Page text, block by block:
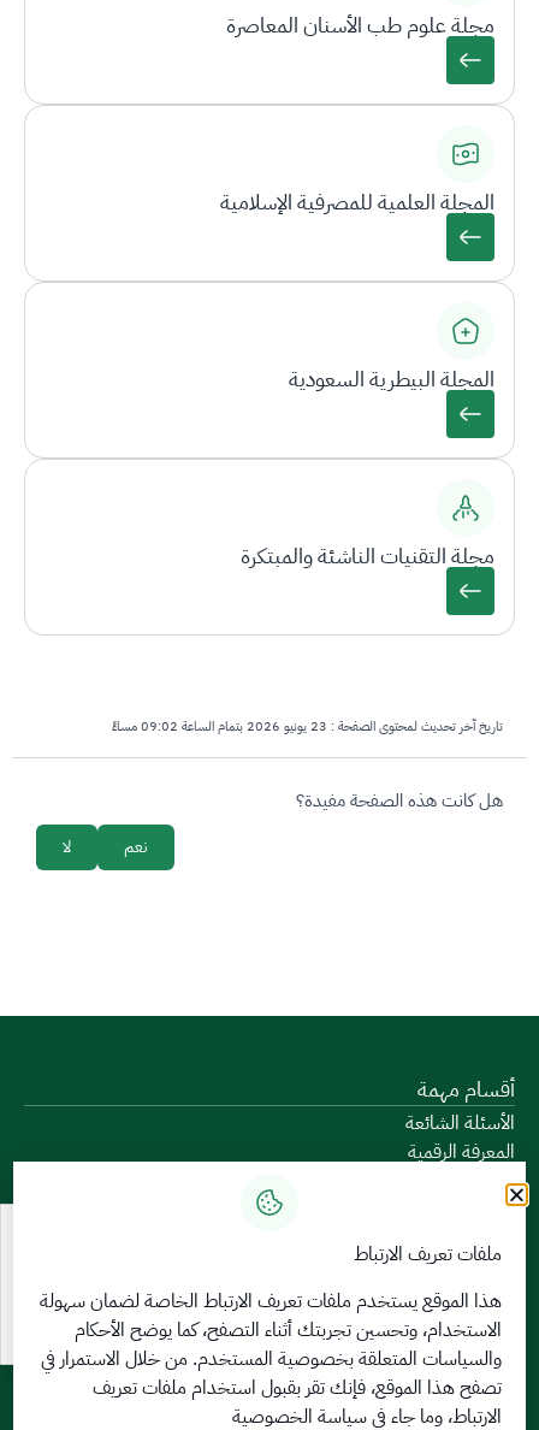
مجلة علوم طب الأسنان المعاصرة
المجلة العلمية للمصرفية الإسلامية
المجلة البيطرية السعودية
مجلة التقنيات الناشئة والمبتكرة
تاريخ آخر تحديث لمحتوى الصفحة : 23 يونيو 2026 بتمام الساعة 09:02 مساءً
survey_v2
هل كانت هذه الصفحة مفيدة؟
لا نعم
أقسام مهمة
الأسئلة الشائعة
المعرفة الرقمية
دليل الخدمات
المشاركة الإلكترونية
البيانات المفتوحة
السياسات واللوائح
تواصل معنا
الخدمات الإلكترونية
بوابة الدخول الموحد
بوابة الزوار
ملفات تعريف الارتباط
هذا الموقع يستخدم ملفات تعريف الارتباط الخاصة لضمان سهولة
الاستخدام، وتحسين تجربتك أثناء التصفح، كما يوضح الأحكام
والسياسات المتعلقةبخصوصية المستخدم. من خلال الاستمرار في
تصفح هذا الموقع، فإنك تقر بقبول استخدام ملفات تعريف
الارتباط، وما جاء في سياسة الخصوصية